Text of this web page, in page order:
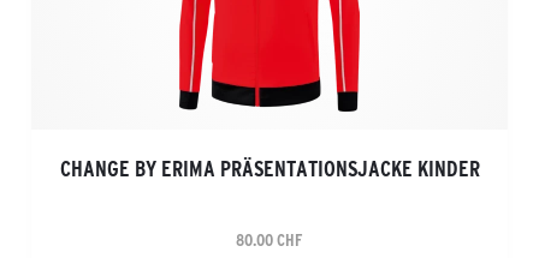
CHANGE BY ERIMA PRÄSENTATIONSJACKE KINDER
80.00 CHF